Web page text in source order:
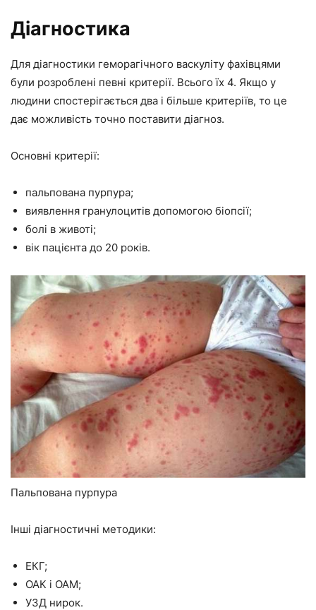
Діагностика
Для діагностики геморагічного васкуліту фахівцями
були розроблені певні критерії. Всього їх 4. Якщо у
людини спостерігається два і більше критеріїв, то це
дає можливість точно поставити діагноз.
Основні критерії:
пальпована пурпура;
виявлення гранулоцитів допомогою біопсії;
болі в животі;
вік пацієнта до 20 років.
Пальпована пурпура
Інші діагностичні методики:
ЕКГ;
ОАК і ОАМ;
УЗД нирок.